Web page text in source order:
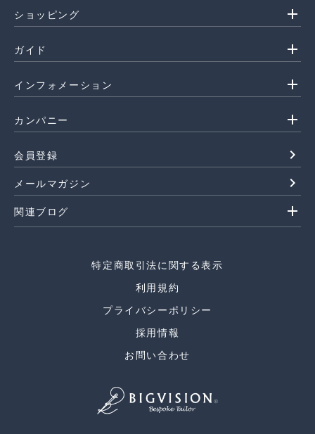
ショッピング add
ガイド add
インフォメーション add
カンパニー add
会員登録 navigate_next
メールマガジン navigate_next
関連ブログ add
特定商取引法に関する表示
利用規約
プライバシーポリシー
採用情報
お問い合わせ